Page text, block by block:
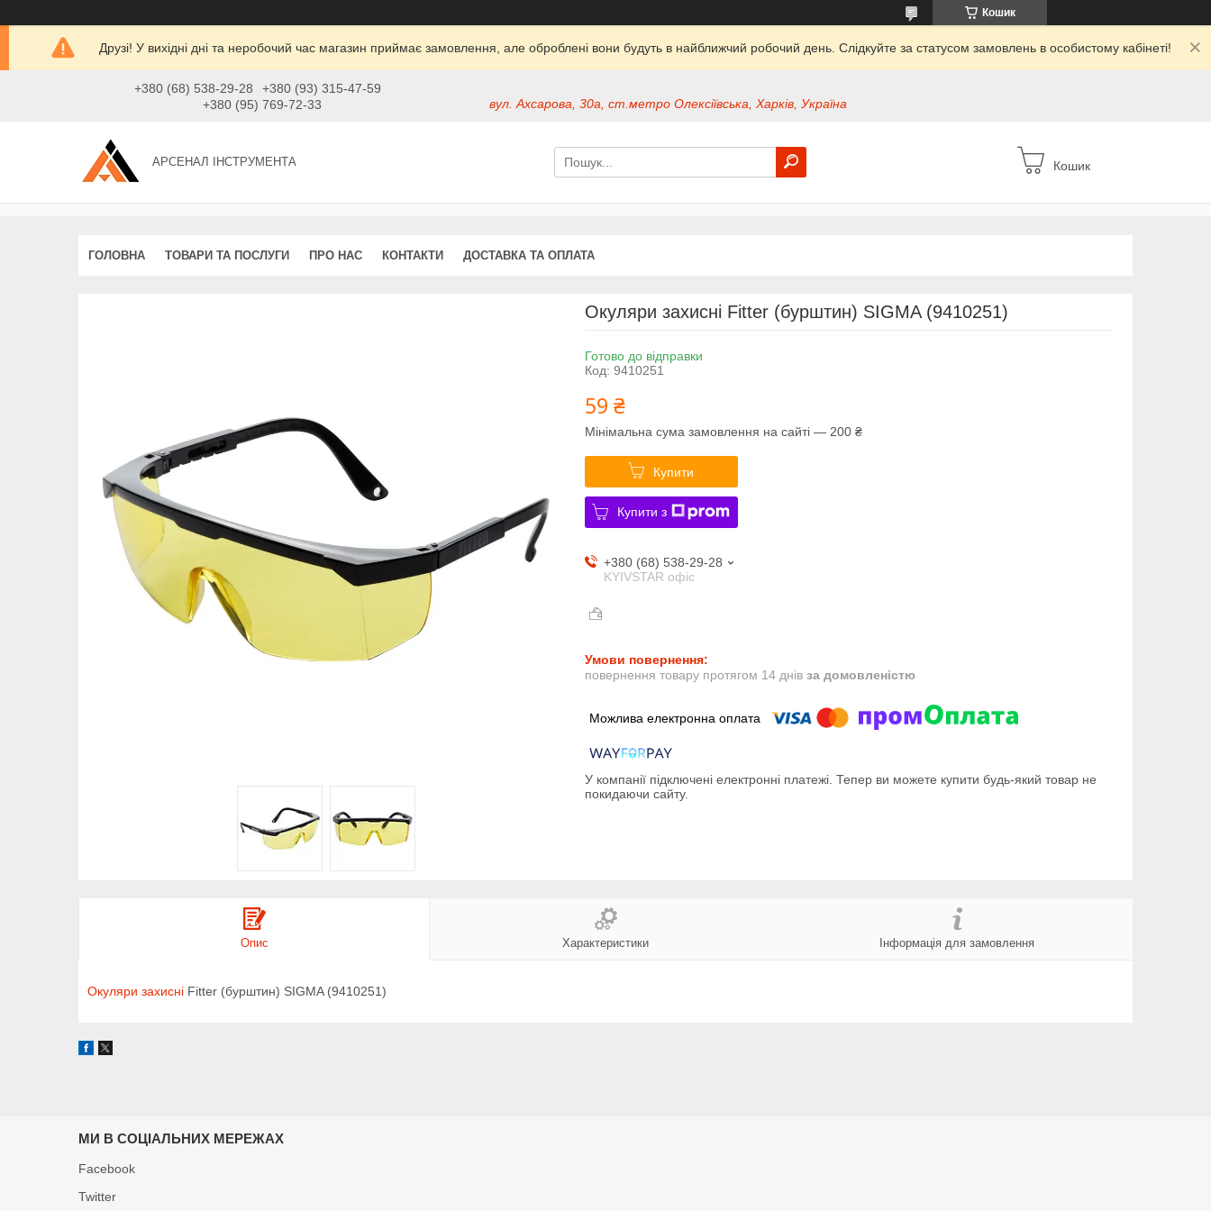
Кошик
Друзі! У вихідні дні та неробочий час магазин приймає замовлення, але оброблені вони будуть в найближчий робочий день. Слідкуйте за статусом замовлень в особистому кабінеті!
+380 (68) 538-29-28
+380 (93) 315-47-59
+380 (95) 769-72-33
вул. Ахсарова, 30а, ст.метро Олексіївська, Харків, Україна
АРСЕНАЛ ІНСТРУМЕНТА Кошик
ГОЛОВНА ТОВАРИ ТА ПОСЛУГИ ПРО НАС КОНТАКТИ ДОСТАВКА ТА ОПЛАТА
Окуляри захисні Fitter (бурштин) SIGMA (9410251)
Готово до відправки
Код: 9410251
59 ₴
Мінімальна сума замовлення на сайті — 200 ₴
Купити
Купити з
+380 (68) 538-29-28
KYIVSTAR офіс
повернення товару протягом 14 днів за домовленістю
У компанії підключені електронні платежі. Тепер ви можете купити будь-який товар не
покидаючи сайту.
Опис Характеристики Інформація для замовлення
Окуляри захисні Fitter (бурштин) SIGMA (9410251)
МИ В СОЦІАЛЬНИХ МЕРЕЖАХ
Facebook
Twitter